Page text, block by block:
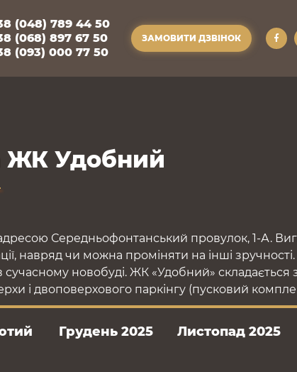
(048) 789 44 50
(068) 897 67 50
(093) 000 77 50
ЗАМОВИТИ ДЗВІНОК
ЖК Удобний
Середньофонтанський провулок, 1-А.
навряд чи можна проміняти на інші
новобуді. ЖК «Удобний» складається
і двоповерхового паркінгу (пусковий
Грудень 2025 Листопад 2025